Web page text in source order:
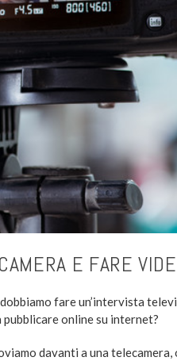
E FARE
fare un’intervista
pubblicare online su internet?
davanti a una telecamera,